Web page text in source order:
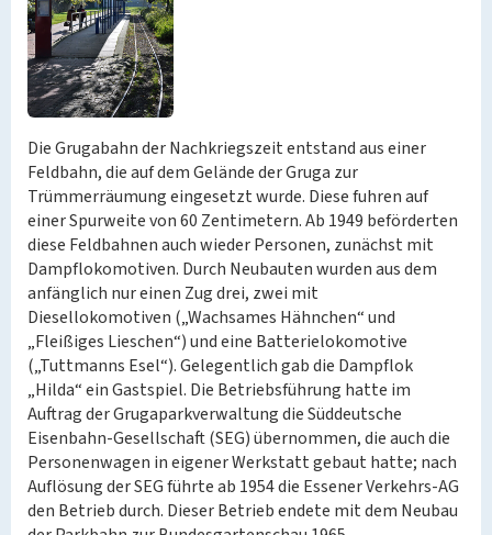
Die Grugabahn der Nachkriegszeit entstand aus einer
Feldbahn, die auf dem Gelände der Gruga zur
Trümmerräumung eingesetzt wurde. Diese fuhren auf
einer Spurweite von 60 Zentimetern. Ab 1949 beförderten
diese Feldbahnen auch wieder Personen, zunächst mit
Dampflokomotiven. Durch Neubauten wurden aus dem
anfänglich nur einen Zug drei, zwei mit
Diesellokomotiven („Wachsames Hähnchen“ und
„Fleißiges Lieschen“) und eine Batterielokomotive
(„Tuttmanns Esel“). Gelegentlich gab die Dampflok
„Hilda“ ein Gastspiel. Die Betriebsführung hatte im
Auftrag der Grugaparkverwaltung die Süddeutsche
Eisenbahn-Gesellschaft (SEG) übernommen, die auch die
Personenwagen in eigener Werkstatt gebaut hatte; nach
Auflösung der SEG führte ab 1954 die Essener Verkehrs-AG
den Betrieb durch. Dieser Betrieb endete mit dem Neubau